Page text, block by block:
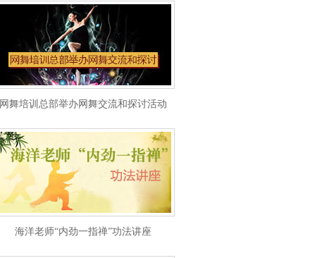
网舞培训总部举办网舞交流和探讨活动
海洋老师“内劲一指禅”功法讲座